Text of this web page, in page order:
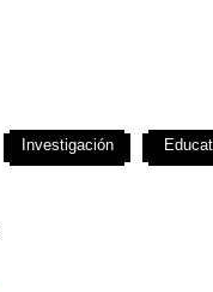
Investigación